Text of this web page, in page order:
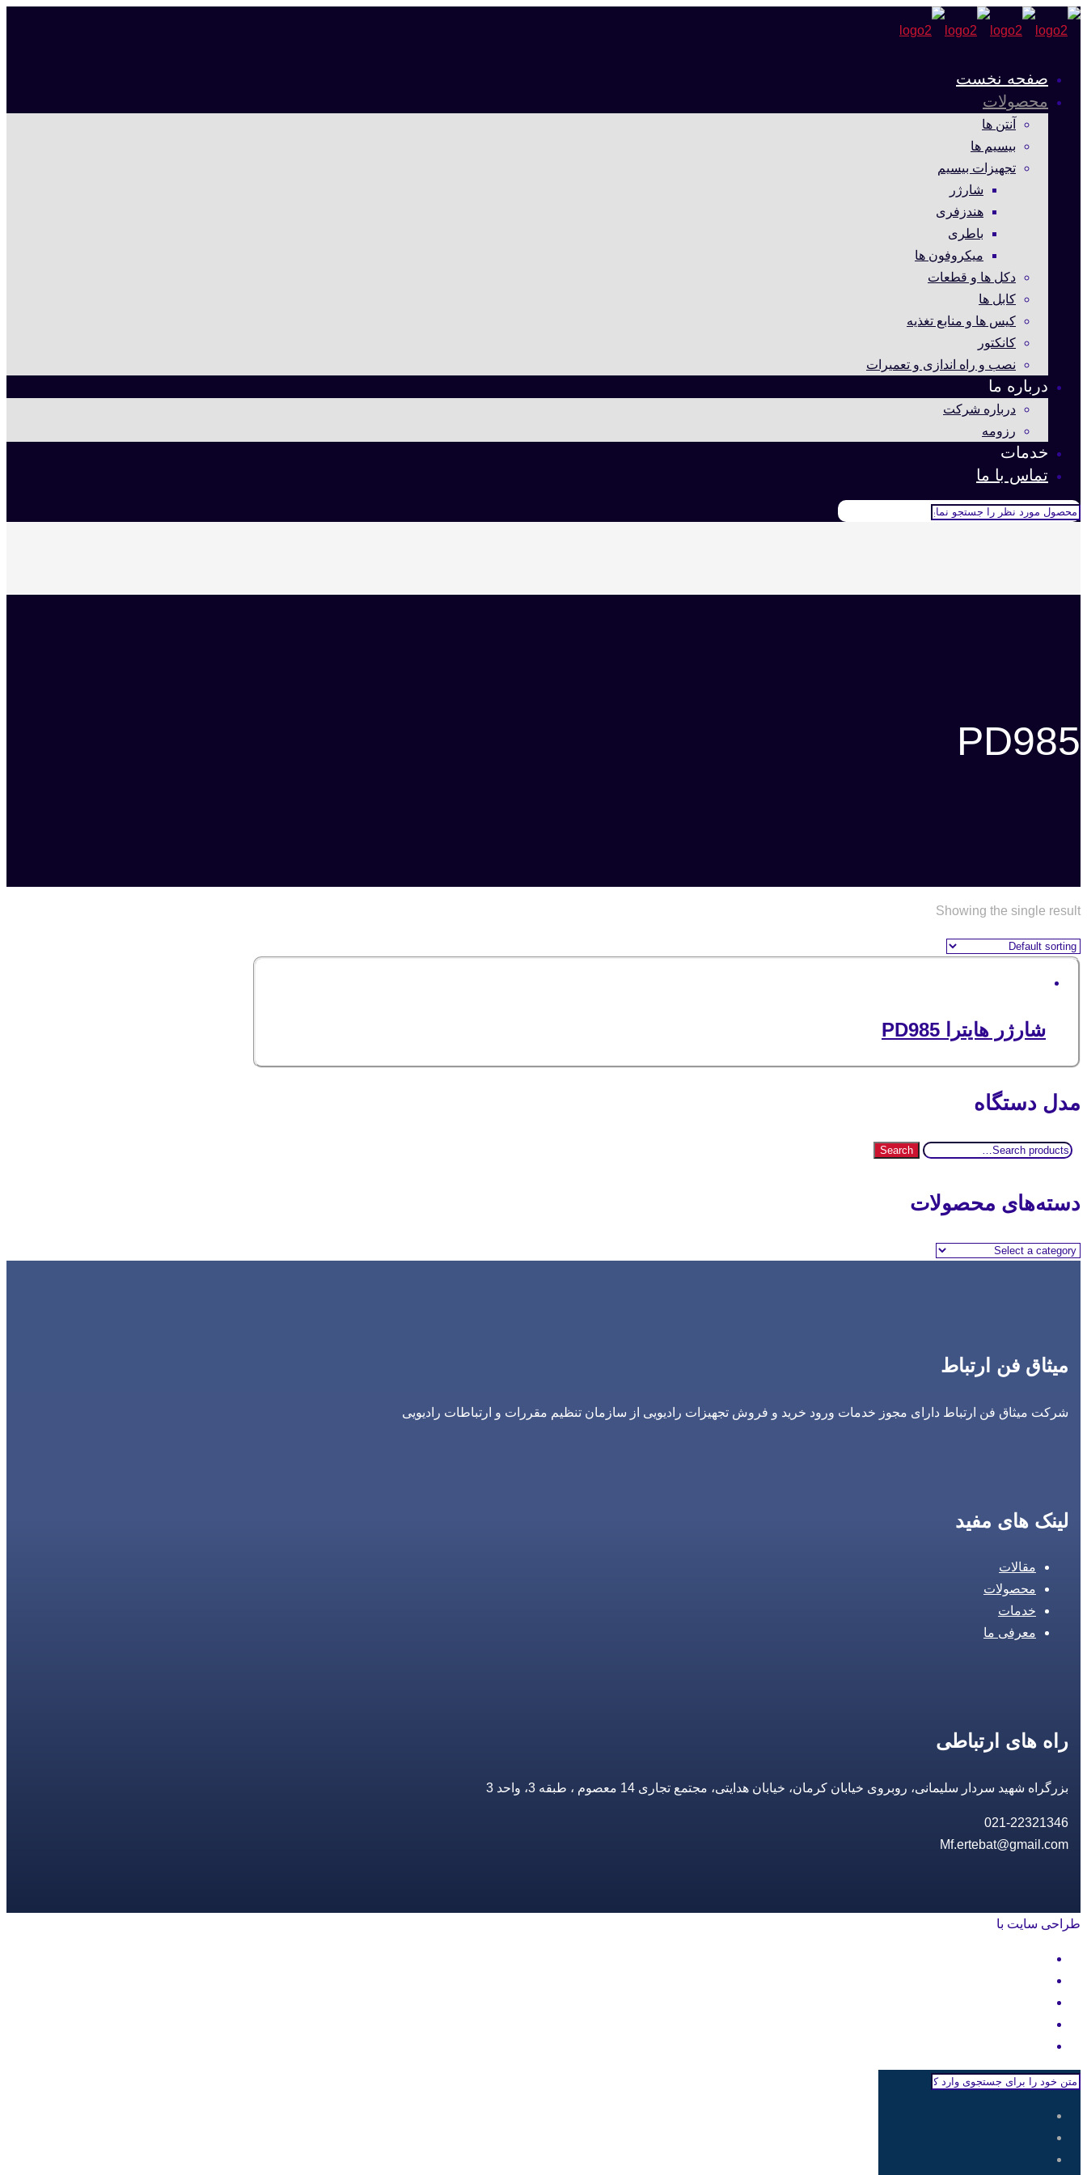
صفحه نخست
محصولات
آنتن ها
بیسیم ها
تجهیزات بیسیم
شارژر
هندزفری
باطری
میکروفون ها
دکل ها و قطعات
کابل ها
کیس ها و منابع تغذیه
کانکتور
نصب و راه اندازی و تعمیرات
درباره ما
درباره شرکت
رزومه
خدمات
تماس با ما
PD985
Showing the single result
شارژر هایترا PD985
مدل دستگاه
Search
Search
دسته‌های محصولات
میثاق فن ارتباط
شرکت میثاق فن ارتباط دارای مجوز خدمات ورود خرید و فروش تجهیزات رادیویی از سازمان تنظیم مقررات و ارتباطات رادیویی
لینک های مفید
مقالات
محصولات
خدمات
معرفی ما
راه های ارتباطی
بزرگراه شهید سردار سلیمانی، روبروی خیابان کرمان، خیابان هدایتی، مجتمع تجاری 14 معصوم ، طبقه 3، واحد 3
021-22321346
Mf.ertebat@gmail.com
طراحی سایت با